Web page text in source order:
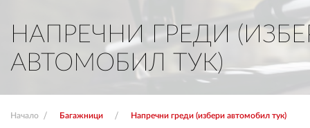
НАПРЕЧНИ ГРЕДИ
АВТОМОБИЛ ТУК)
Начало Багажници Напречни греди (избери автомобил тук)
ВХОД РЕГИСТРАЦИЯ КОНТАКТИ ОБЩИ